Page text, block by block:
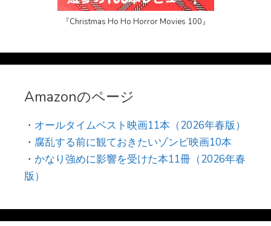
『Christmas Ho Ho Horror Movies 100』
Amazonのページ
・ オールタイムベスト映画11本（2026年春版）
・ 腐乱する前に観ておきたいゾンビ映画10本
・ かなり強めに影響を受けた本11冊（2026年春
版）